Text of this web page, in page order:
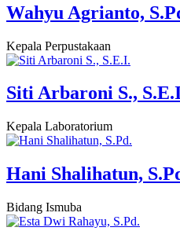
Wahyu Agrianto,
Kepala Perpustakaan
Siti Arbaroni S.,
Kepala Laboratorium
Hani Shalihatun,
Bidang Ismuba